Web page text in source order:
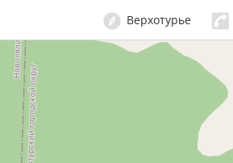
Верхотурье